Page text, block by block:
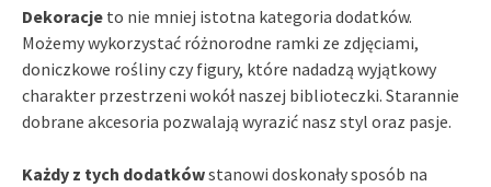
Dekoracje to nie mniej istotna kategoria dodatków.
Możemy wykorzystać różnorodne ramki ze zdjęciami,
doniczkowe rośliny czy figury, które nadadzą wyjątkowy
charakter przestrzeni wokół naszej biblioteczki. Starannie
dobrane akcesoria pozwalają wyrazić nasz styl oraz pasje.
Każdy z tych dodatkówstanowi doskonały sposób na